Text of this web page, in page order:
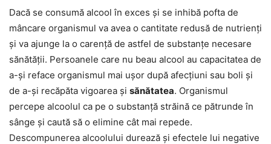
Dacă se consumă alcool în exces și se inhibă pofta de
mâncare organismul va avea o cantitate redusă de nutrienți
și va ajunge la o carență de astfel de substanțe necesare
sănătății. Persoanele care nu beau alcool au capacitatea de
a-și reface organismul mai ușor după afecțiuni sau boli și
de a-și recăpăta vigoarea și sănătatea. Organismul
percepe alcoolul ca pe o substanță străină ce pătrunde în
sânge și caută să o elimine cât mai repede.
Descompunerea alcoolului durează și efectele lui negative